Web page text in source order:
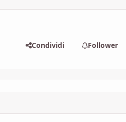
Condividi Follower